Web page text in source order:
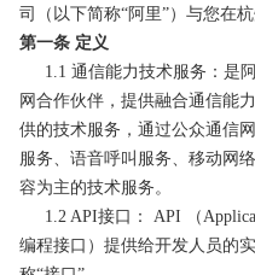
司（以下简称“阿里”）与您在
第一条 定义
1.1 通信能力技术服务：是
网合作伙伴，提供融合通信能
供的技术服务，通过公众通信
服务、语音呼叫服务、移动网
容为主的技术服务。
1.2 API接口： API （
编程接口）提供给开发人员的